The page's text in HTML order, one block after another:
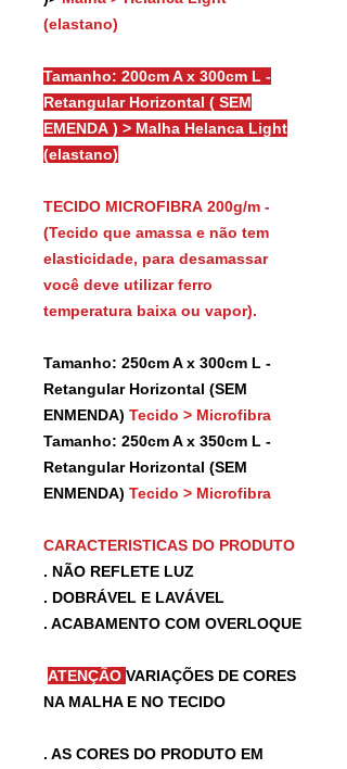
(elastano)
Tamanho: 200cm A x 300cm L -
Retangular Horizontal ( SEM
EMENDA ) > Malha Helanca Light
(elastano)
TECIDO MICROFIBRA 200g/m -
(Tecido que amassa e não tem
elasticidade, para desamassar
você deve utilizar ferro
temperatura baixa ou vapor).
Tamanho: 250cm A x 300cm L -
Retangular Horizontal (SEM
ENMENDA) Tecido > Microfibra
Tamanho: 250cm A x 350cm L -
Retangular Horizontal (SEM
ENMENDA) Tecido > Microfibra
CARACTERISTICAS DO PRODUTO
. NÃO REFLETE LUZ
. DOBRÁVEL E LAVÁVEL
. ACABAMENTO COM OVERLOQUE
ATENÇÃO VARIAÇÕES DE CORES
NA MALHA E NO TECIDO
. AS CORES DO PRODUTO EM